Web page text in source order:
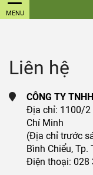
Liên hệ
CÔNG TY
Địa chỉ: 1100/2
Chí Minh
(Địa chỉ trước
Bình Chiểu,
Điện thoại: 028